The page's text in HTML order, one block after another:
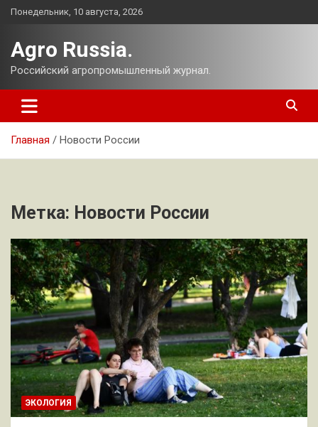
Перейти
Понедельник, 10 августа, 2026
Agro Russia.
Российский агропромышленный журнал.
Главная Новости России
Метка: Новости России
ЭКОЛОГИЯ